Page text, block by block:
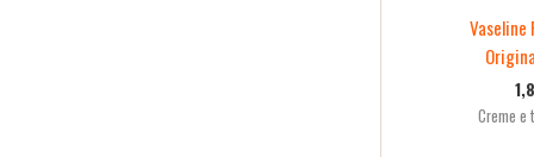
Vaseline
Creme e